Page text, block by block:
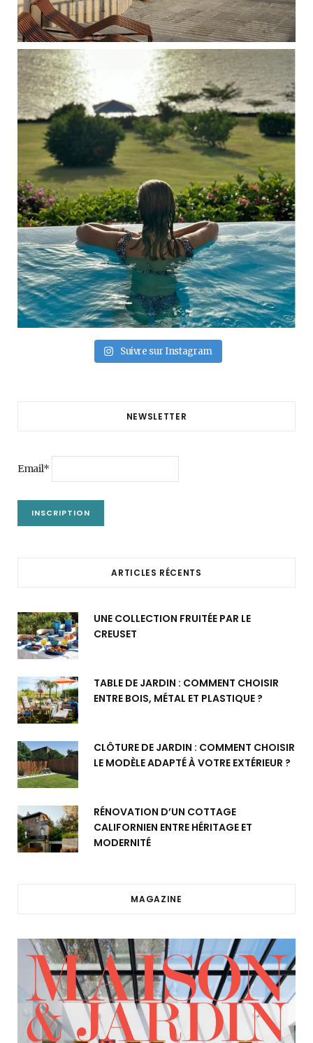
Suivre sur Instagram
NEWSLETTER
Email*
ARTICLES RÉCENTS
UNE COLLECTION FRUITÉE PAR LE
CREUSET
TABLE DE JARDIN : COMMENT CHOISIR
ENTRE BOIS, MÉTAL ET PLASTIQUE ?
CLÔTURE DE JARDIN : COMMENT CHOISIR
LE MODÈLE ADAPTÉ À VOTRE EXTÉRIEUR ?
RÉNOVATION D’UN COTTAGE
CALIFORNIEN ENTRE HÉRITAGE ET
MODERNITÉ
MAGAZINE